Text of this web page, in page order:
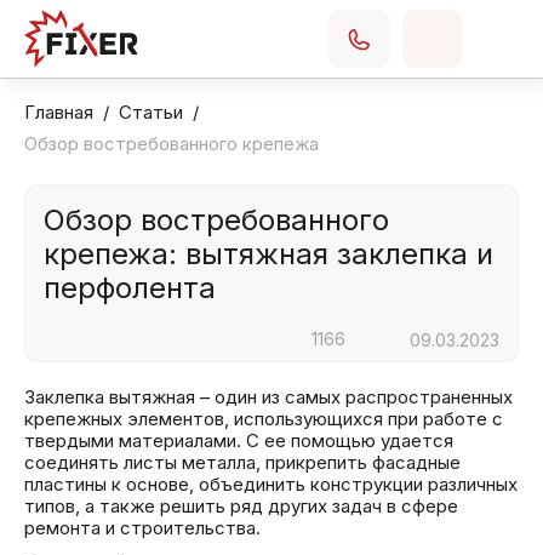
Главная
Статьи
Обзор востребованного крепежа
Обзор востребованного
крепежа: вытяжная заклепка и
перфолента
1166 09.03.2023
Заклепка вытяжная – один из самых распространенных
крепежных элементов, использующихся при работе с
твердыми материалами. С ее помощью удается
соединять листы металла, прикрепить фасадные
пластины к основе, объединить конструкции различных
типов, а также решить ряд других задач в сфере
ремонта и строительства.